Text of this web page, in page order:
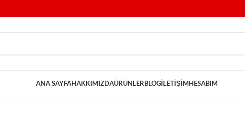
ANA SAYFAHAKKIMIZDAÜRÜNLERBLOGİLETIŞIMHESABIM